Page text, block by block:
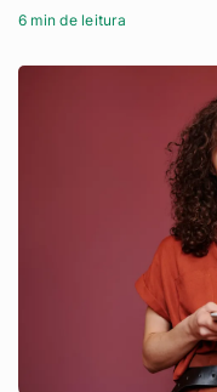
6 min de leitura